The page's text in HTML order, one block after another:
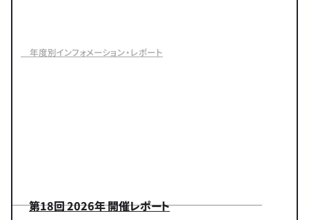
年度別インフォメーション・レポート
第18回 2026年 開催レポート